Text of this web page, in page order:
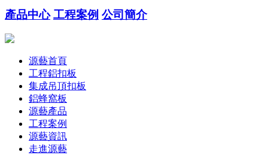
產品中心 工程案例 公司簡介
源藝首頁
工程鋁扣板
集成吊頂扣板
鋁蜂窩板
源藝產品
工程案例
源藝資訊
走進源藝